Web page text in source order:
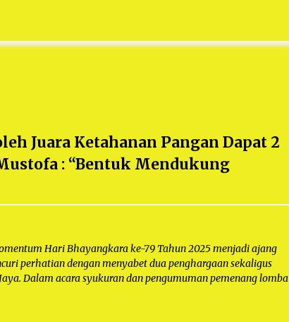
Juara Ketahanan Pangan Dapat 2
: “Bentuk Mendukung
Hari Bhayangkara ke-79 Tahun 2025 menjadi ajang
perhatian dengan menyabet dua penghargaan sekaligus
Dalam acara syukuran dan pengumuman pemenang lomba